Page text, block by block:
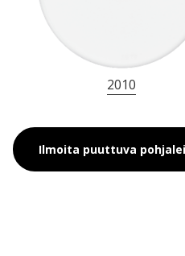
2010
Ilmoita puuttuva